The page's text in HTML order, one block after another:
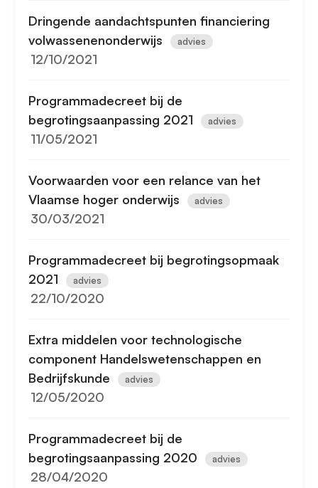
Dringende aandachtspunten financiering
volwassenenonderwijs
advies
12/10/2021
Programmadecreet bij de
begrotingsaanpassing 2021
advies
11/05/2021
Voorwaarden voor een relance van het
Vlaamse hoger onderwijs
advies
30/03/2021
Programmadecreet bij begrotingsopmaak
2021
advies
22/10/2020
Extra middelen voor technologische
component Handelswetenschappen en
Bedrijfskunde
advies
12/05/2020
Programmadecreet bij de
begrotingsaanpassing 2020
advies
28/04/2020